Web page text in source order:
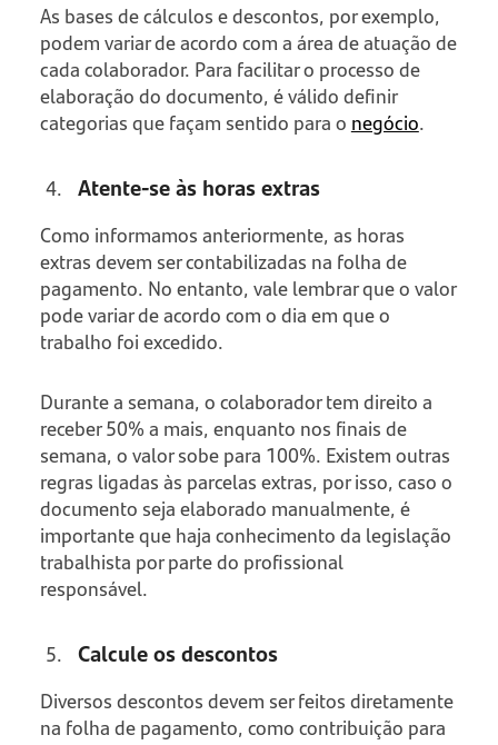
As bases de cálculos e descontos, por exemplo,
podem variar de acordo com a área de atuação de
cada colaborador. Para facilitar o processo de
elaboração do documento, é válido definir
categorias que façam sentido para o negócio.
Atente-se às horas extras
Como informamos anteriormente, as horas
extras devem ser contabilizadas na folha de
pagamento. No entanto, vale lembrar que o valor
pode variar de acordo com o dia em que o
trabalho foi excedido.
Durante a semana, o colaborador tem direito a
receber 50% a mais, enquanto nos finais de
semana, o valor sobe para 100%. Existem outras
regras ligadas às parcelas extras, por isso, caso o
documento seja elaborado manualmente, é
importante que haja conhecimento da legislação
trabalhista por parte do profissional
responsável.
Calcule os descontos
Diversos descontos devem ser feitos diretamente
na folha de pagamento, como contribuição para